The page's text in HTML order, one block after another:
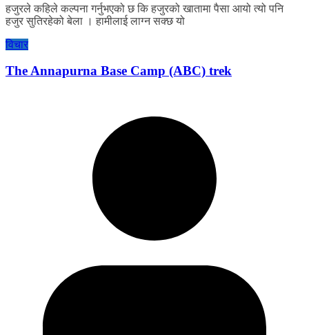
हजुरले कहिले कल्पना गर्नुभएको छ कि हजुरको खातामा पैसा आयो त्यो पनि
हजुर सुतिरहेको बेला । हामीलाई लाग्न सक्छ यो
विचार
The Annapurna Base Camp (ABC) trek